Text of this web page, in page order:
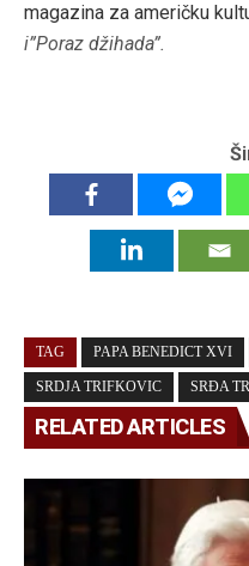
magazina za američku
i”Poraz džihada”.
TAG PAPA BENEDICT XVI
SRDJA TRIFKOVIC SRĐA
RELATED ARTICLES